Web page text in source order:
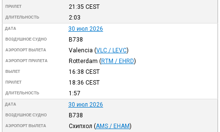
ПРИЛЕТ 21:35 CEST
ДЛИТЕЛЬНОСТЬ 2:03
ДАТА 30 июл 2026
ВОЗДУШНОЕ СУДНО B738
АЭРОПОРТ ВЫЛЕТА Valencia (VLC / LEVC)
АЭРОПОРТ ПРИЛЕТА Rotterdam (RTM / EHRD)
ВЫЛЕТ 16:38 CEST
ПРИЛЕТ 18:36 CEST
ДЛИТЕЛЬНОСТЬ 1:57
ДАТА 30 июл 2026
ВОЗДУШНОЕ СУДНО B738
АЭРОПОРТ ВЫЛЕТА Схипхол (AMS / EHAM)